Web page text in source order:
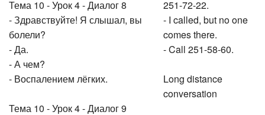
Тема 10 - Урок 4 - Диалог 8
- Здравствуйте! Я слышал, вы
болели?
- Да.
- А чем?
- Воспалением лёгких.
Тема 10 - Урок 4 - Диалог 9
251-72-22.
- I called, but no one
comes there.
- Call 251-58-60.
Long distance
conversation